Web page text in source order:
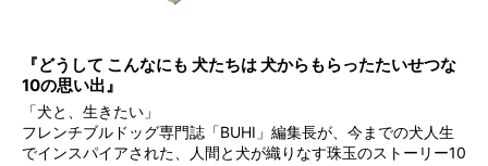
『どうして こんなにも 犬たちは 犬からもらったたいせつな
10の思い出』
「犬と、生きたい」
フレンチブルドッグ専門誌「BUHI」編集長が、今までの犬人生
でインスパイアされた、人間と犬が織りなす珠玉のストーリー10